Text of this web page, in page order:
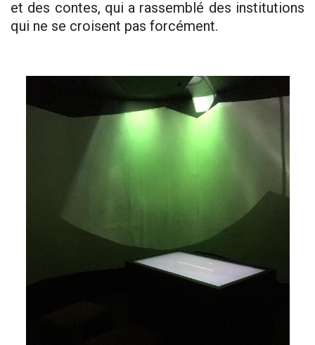
et des contes, qui a rassemblé des institutions
qui ne se croisent pas forcément.